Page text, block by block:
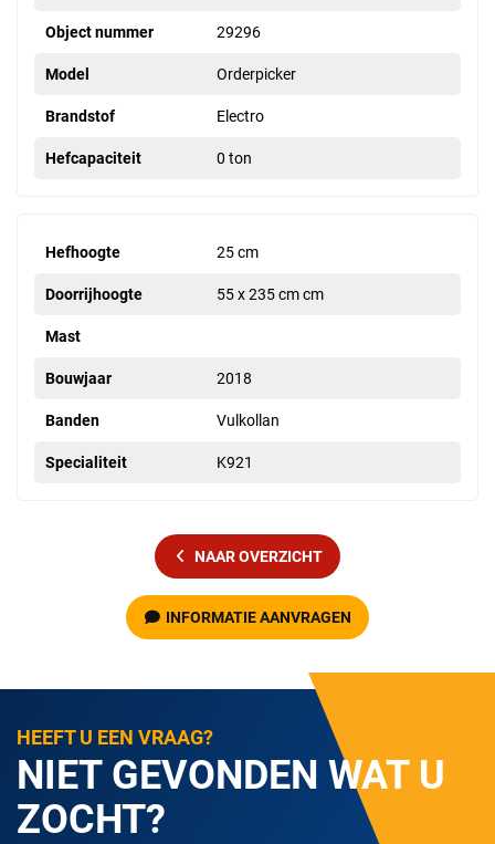
Object nummer 29296
Model Orderpicker
Brandstof Electro
Hefcapaciteit 0 ton
Hefhoogte 25 cm
Doorrijhoogte 55 x 235 cm cm
Mast
Bouwjaar 2018
Banden Vulkollan
Specialiteit K921
NAAR OVERZICHT
INFORMATIE AANVRAGEN
HEEFT U EEN VRAAG?
NIET GEVONDEN WAT U
ZOCHT?